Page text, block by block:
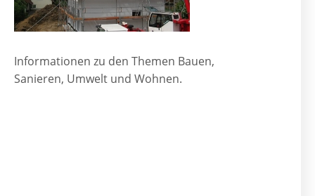
Informationen zu den Themen Bauen,
Sanieren, Umwelt und Wohnen.